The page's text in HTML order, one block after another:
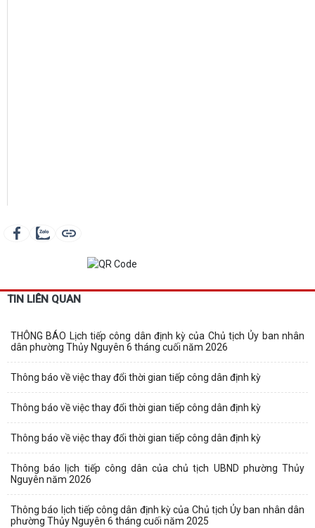
TIN LIÊN QUAN
THÔNG BÁO Lịch tiếp công dân định kỳ của Chủ tịch Ủy ban nhân
dân phường Thủy Nguyên 6 tháng cuối năm 2026
Thông báo về việc thay đổi thời gian tiếp công dân định kỳ
Thông báo về việc thay đổi thời gian tiếp công dân định kỳ
Thông báo về việc thay đổi thời gian tiếp công dân định kỳ
Thông báo lịch tiếp công dân của chủ tịch UBND phường Thủy
Nguyên năm 2026
Thông báo lịch tiếp công dân định kỳ của Chủ tịch Ủy ban nhân dân
phường Thủy Nguyên 6 tháng cuối năm 2025